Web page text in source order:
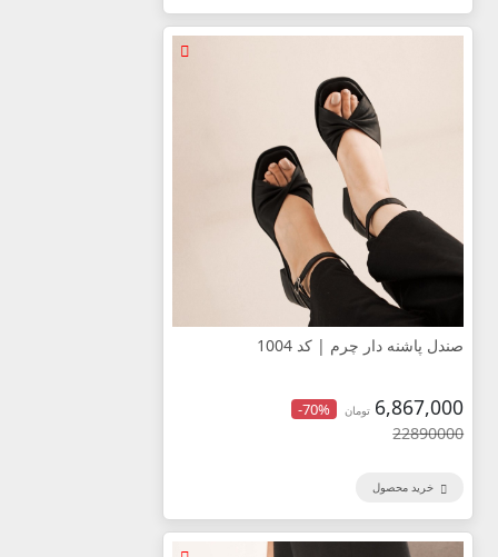
صندل پاشنه دار چرم | کد 1004
6,867,000 تومان -70%
22890000
خرید محصول